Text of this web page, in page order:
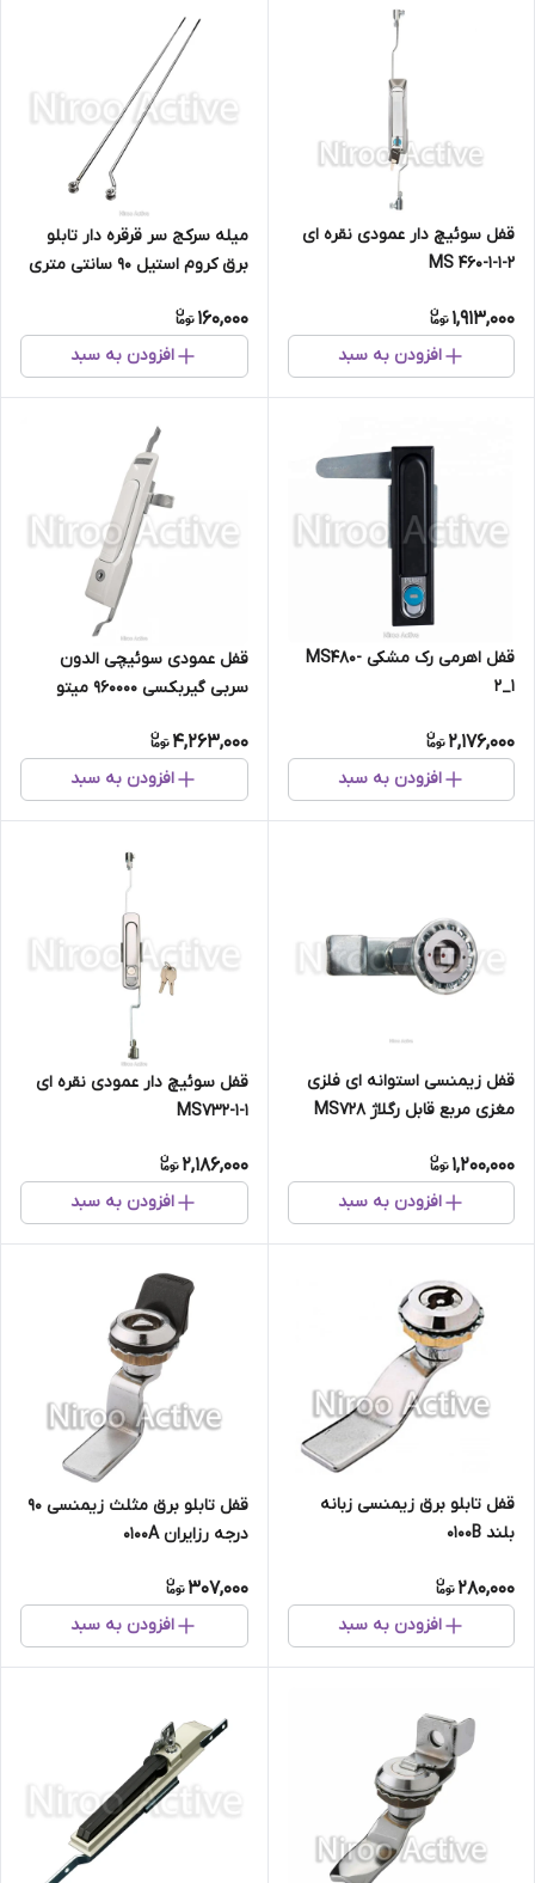
قفل سوئیچ دار عمودی نقره ای
MS ۴۶۰-۱-۱-۲
1,913,000
افزودن به سبد
میله سرکج سر قرقره دار تابلو
برق کروم استیل ۹۰ سانتی متری
160,000
افزودن به سبد
قفل اهرمی رک مشکی MS480-
2_1
2,176,000
افزودن به سبد
قفل عمودی سوئیچی الدون
سربی گیربکسی ۹۶۰۰۰۰ میتو
4,263,000
افزودن به سبد
قفل زیمنسی استوانه ای فلزی
مغزی مربع قابل رگلاژ MS728
1,200,000
افزودن به سبد
قفل سوئیچ دار عمودی نقره ای
MS732-1-1
2,186,000
افزودن به سبد
قفل تابلو برق زیمنسی زبانه
بلند ۰۱۰۰B
280,000
افزودن به سبد
قفل تابلو برق مثلث زیمنسی ۹۰
درجه رزایران 0100A
307,000
افزودن به سبد